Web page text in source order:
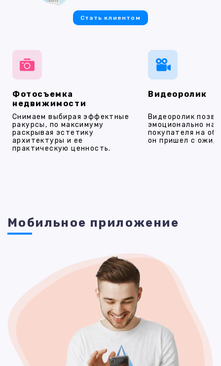
Фотосъемка
недвижимости
Снимаем выбирая эффектные
ракурсы, по максимуму
раскрывая эстетику
архитектуры и ее
практическую ценность.
Видеоролик
Видеоролик
эмоционально
покупателя на
он пришел с
Стать клиентом
Мобильное приложение